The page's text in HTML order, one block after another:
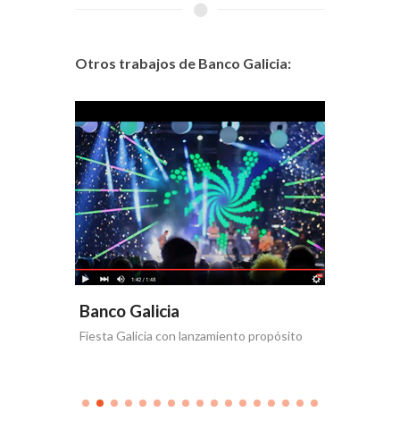
Otros trabajos de Banco Galicia:
Banco Galicia
Fiesta Galicia con lanzamiento propósito